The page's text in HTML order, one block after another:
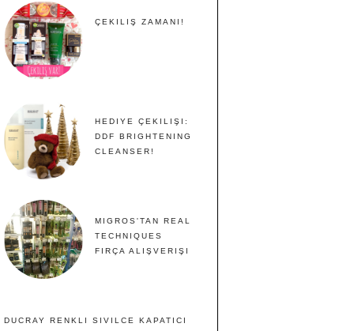
ÇEKILIŞ ZAMANI!
HEDIYE ÇEKILIŞI:
DDF BRIGHTENING
CLEANSER!
MIGROS'TAN REAL
TECHNIQUES
FIRÇA ALIŞVERIŞI
DUCRAY RENKLI SIVILCE KAPATICI